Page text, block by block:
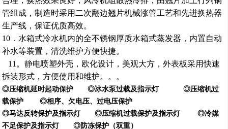
管组成，制造时采用二次翻边翘片机械涨管工艺和先进换热器
生产线，保证优质高效。
10 ．水箱式冷水机内的全不锈钢厚质水箱式蒸发器，内置自动
补水等装置，清洗维护方便快捷。
11。静电喷塑外壳，欧化设计，美观大方，外表板采用快速
拆装形式，方便使用和维护。 。 。
◎压缩机延时起动保护 ◎冰水泵过载及指示灯 ◎压缩机过
载保护 ◎相序、欠电压、过电压保护
◎马达反转保护及指示灯 ◎压缩机过载保护及指示灯 ◎冷媒
不足保护及指示灯 ◎防冻保护（双重）